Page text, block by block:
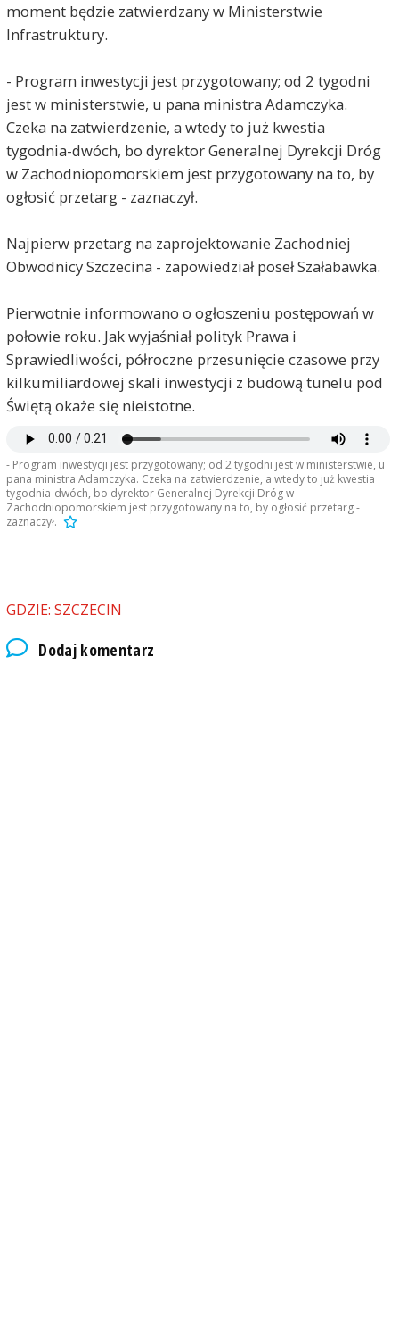
moment będzie zatwierdzany w Ministerstwie
Infrastruktury.
- Program inwestycji jest przygotowany; od 2 tygodni
jest w ministerstwie, u pana ministra Adamczyka.
Czeka na zatwierdzenie, a wtedy to już kwestia
tygodnia-dwóch, bo dyrektor Generalnej Dyrekcji Dróg
w Zachodniopomorskiem jest przygotowany na to, by
ogłosić przetarg - zaznaczył.
Najpierw przetarg na zaprojektowanie Zachodniej
Obwodnicy Szczecina - zapowiedział poseł Szałabawka.
Pierwotnie informowano o ogłoszeniu postępowań w
połowie roku. Jak wyjaśniał polityk Prawa i
Sprawiedliwości, półroczne przesunięcie czasowe przy
kilkumiliardowej skali inwestycji z budową tunelu pod
Świętą okaże się nieistotne.
- Program inwestycji jest przygotowany; od 2 tygodni jest w ministerstwie, u
pana ministra Adamczyka. Czeka na zatwierdzenie, a wtedy to już kwestia
tygodnia-dwóch, bo dyrektor Generalnej Dyrekcji Dróg w
Zachodniopomorskiem jest przygotowany na to, by ogłosić przetarg -
zaznaczył.
GDZIE: SZCZECIN
Dodaj komentarz